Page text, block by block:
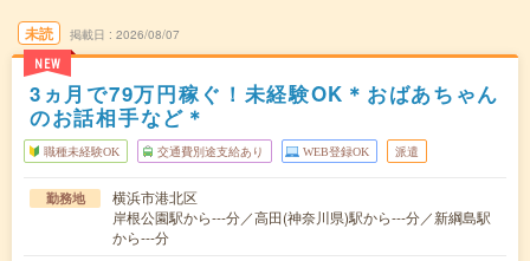
未読
NEW
掲載日 2026/08/07
3ヵ月で79万円稼ぐ！未経験OK＊おばあちゃん
のお話相手など＊
職種未経験OK 交通費別途支給あり WEB登録OK 派遣
勤務地
横浜市港北区
岸根公園駅から---分／高田(神奈川県)駅から---分／新綱島駅
から---分